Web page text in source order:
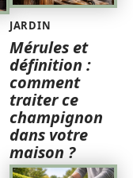
JARDIN
Mérules et
définition :
comment
traiter ce
champignon
dans votre
maison ?